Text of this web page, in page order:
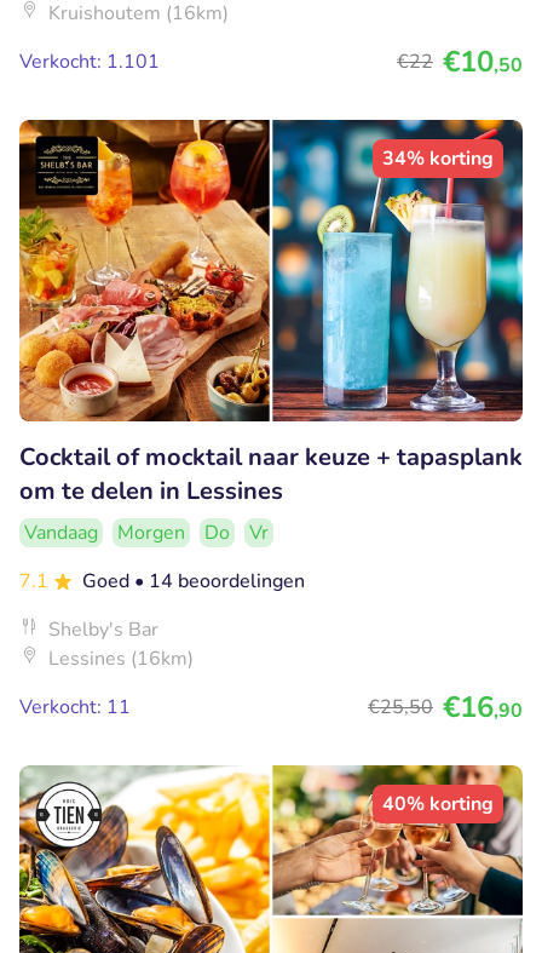
Kruishoutem (16km)
Verkocht: 1.101
€22 €10,50
34% korting
Cocktail of mocktail naar keuze + tapasplank
om te delen in Lessines
Vandaag Morgen Do
Vr
7.1
Goed • 14 beoordelingen
Shelby's Bar
Lessines (16km)
Verkocht: 11
€25,50 €16,90
40% korting